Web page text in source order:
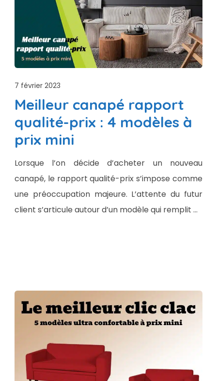
7 février 2023
Meilleur canapé rapport
qualité-prix : 4 modèles à
prix mini
Lorsque l’on décide d’acheter un nouveau
canapé, le rapport qualité-prix s’impose comme
une préoccupation majeure. L’attente du futur
client s’articule autour d’un modèle qui remplit …